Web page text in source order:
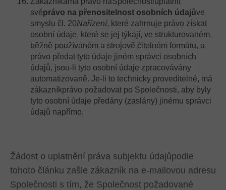
svéprávo na přenositelnost osobních údajůve
smyslu čl. 20Nařízení, které zahrnuje právo získat
osobní údaje, které se jej týkají, ve strukturovaném,
běžně používaném a strojově čitelném formátu, a
právo předat tyto údaje jiném správci osobních
údajů, jsou-li tyto osobní údaje zpracovávány
automatizovaně. Je-li to technicky proveditelné, má
zákazníkprávo požadovat po Společnosti, aby byly
tyto osobní údaje předány (zaslány) jinému správci
údajů napřímo.
Žádost o uplatnění práva subjektu údajůpodle
tohoto článku zašle zákazník na e-mailovou adresu
Společnosti s tím, že Společnost požadované